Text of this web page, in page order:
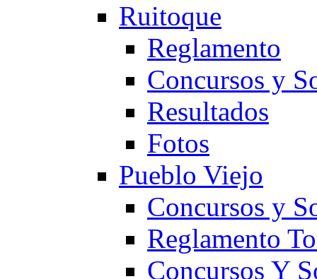
Ruitoque
Reglamento
Concursos y
Resultados
Fotos
Pueblo Viejo
Concursos y
Reglamento
Concursos Y